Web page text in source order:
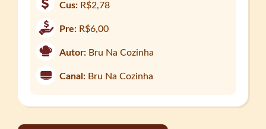
Cus: R$2,78
Pre: R$6,00
Autor: Bru Na Cozinha
Canal: Bru Na Cozinha